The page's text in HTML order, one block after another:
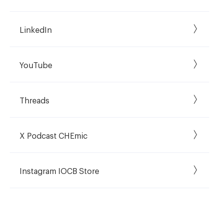
LinkedIn
YouTube
Threads
X Podcast CHEmic
Instagram IOCB Store